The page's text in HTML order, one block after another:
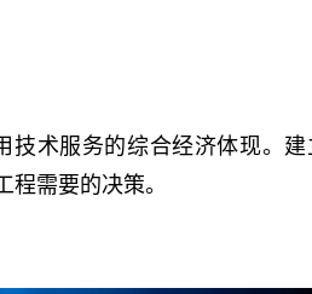
术服务的综合经济体现。
需要的决策。